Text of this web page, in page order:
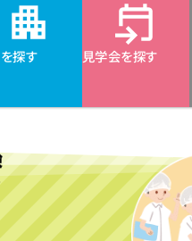
探す
見学会を探す